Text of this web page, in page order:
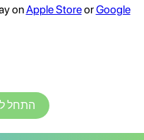
onApple StoreorGoogle
התחל